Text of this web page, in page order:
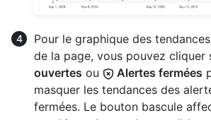
Pour le graphique des
de la page, vous pouvez cliquer
ouvertes ou Alertes fermées
masquer les tendances des
fermées. Le bouton bascule